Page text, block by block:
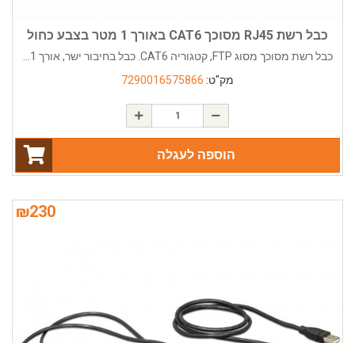
כבל רשת RJ45 מסוכך CAT6 באורך 1 מטר בצבע כחול
כבל רשת מסוכך מסוג FTP, קטגוריה CAT6. כבל בחיבור ישר, אורך 1...
מק"ט: 7290016575866
הוספה לעגלה
₪230